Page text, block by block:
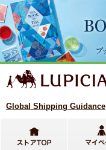
Global Shipping Guidance